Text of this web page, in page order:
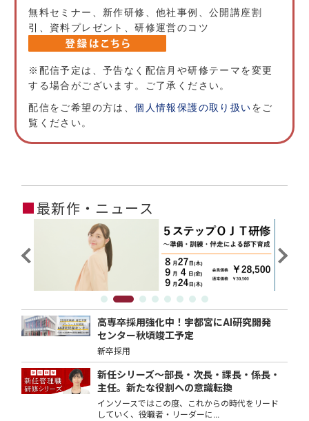
無料セミナー、新作研修、他社事例、公開講座割
引、資料プレゼント、研修運営のコツ
※配信予定は、予告なく配信月や研修テーマを変更
する場合がございます。ご了承ください。
配信をご希望の方は、個人情報保護の取り扱いをご
覧ください。
■最新作・ニュース
高専卒採用強化中！宇都宮にAI研究開発
センター秋頃竣工予定
新卒採用
新任シリーズ～部長・次長・課長・係長・
主任。新たな役割への意識転換
インソースではこの度、これからの時代をリード
していく、役職者・リーダーに...